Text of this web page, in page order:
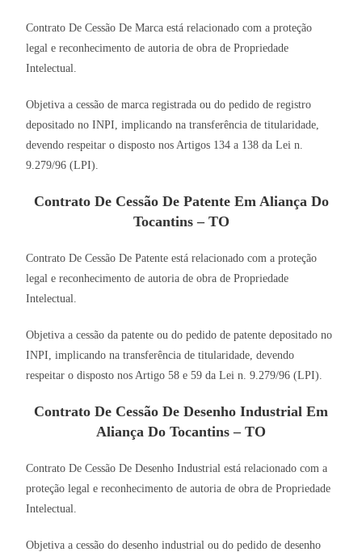
Contrato De Cessão De Marca está relacionado com a proteção
legal e reconhecimento de autoria de obra de Propriedade
Intelectual.
Objetiva a cessão de marca registrada ou do pedido de registro
depositado no INPI, implicando na transferência de titularidade,
devendo respeitar o disposto nos Artigos 134 a 138 da Lei n.
9.279/96 (LPI).
Contrato De Cessão De Patente Em Aliança Do
Tocantins – TO
Contrato De Cessão De Patente está relacionado com a proteção
legal e reconhecimento de autoria de obra de Propriedade
Intelectual.
Objetiva a cessão da patente ou do pedido de patente depositado no
INPI, implicando na transferência de titularidade, devendo
respeitar o disposto nos Artigo 58 e 59 da Lei n. 9.279/96 (LPI).
Contrato De Cessão De Desenho Industrial Em
Aliança Do Tocantins – TO
Contrato De Cessão De Desenho Industrial está relacionado com a
proteção legal e reconhecimento de autoria de obra de Propriedade
Intelectual.
Objetiva a cessão do desenho industrial ou do pedido de desenho